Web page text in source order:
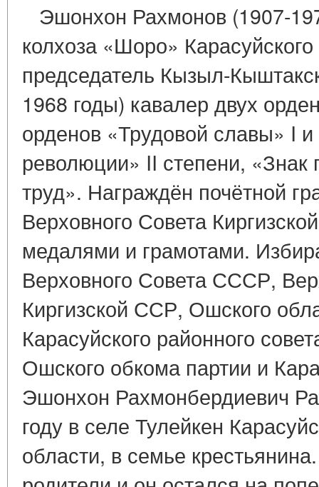
Эшонхон Рахмонов (1907-
колхоза «Шоро»
председатель Кызыл-
1968 годы) кавалер двух
орденов «Трудовой славы» I
революции» II степени,
труд». Награждён почётной
Верховного Совета
медалями и грамотами.
Верховного Совета СССР,
Киргизской ССР, Ошского
Карасуйского районного
Ошского обкома партии и
Эшонхон Рахмонбердиевич
году в селе Тулейкен
области, в семье